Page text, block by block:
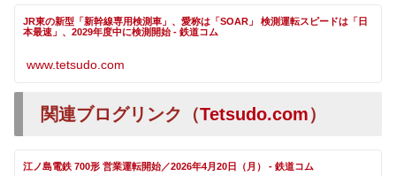
JR東の新型「新幹線専用検測車」、愛称は「SOAR」 検測運転スピードは「日
本最速」、2029年度中に検測開始 - 鉄道コム
www.tetsudo.com
関連ブログリンク（Tetsudo.com）
江ノ島電鉄 700形 営業運転開始／2026年4月20日（月） - 鉄道コム